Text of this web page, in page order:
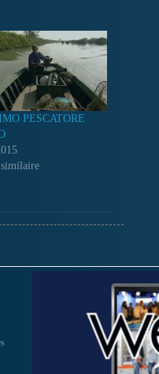
PESCATORE